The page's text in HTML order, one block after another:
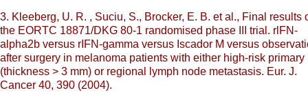
3. Kleeberg, U. R. , Suciu, S., Brocker, E. B. et al., Final results
the EORTC 18871/DKG 80-1 randomised phase III trial. rlFN-
alpha2b versus rIFN-gamma versus Iscador M versus
after surgery in melanoma patients with either high-risk primary
(thickness > 3 mm) or regional lymph node metastasis. Eur. J.
Cancer 40, 390 (2004).